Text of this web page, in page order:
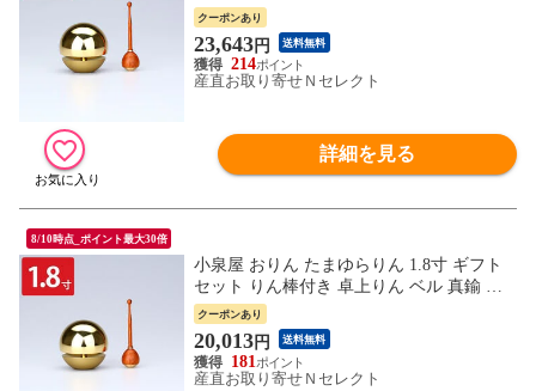
ん 仏具 日本製 モダン おしゃれ【北海道・
沖縄県・離島 配送不可】
クーポンあり
23,643円 送料無料
214
産直お取り寄せＮセレクト
詳細を見る
8/10時点_ポイント最大30倍
小泉屋 おりん たまゆらりん 1.8寸 ギフト
セット りん棒付き 卓上りん ベル 真鍮 り
ん 仏具 日本製 モダン おしゃれ【北海道・
沖縄県・離島 配送不可】
クーポンあり
20,013円 送料無料
181
産直お取り寄せＮセレクト